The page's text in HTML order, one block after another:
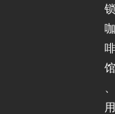
锁
咖
啡
馆
用